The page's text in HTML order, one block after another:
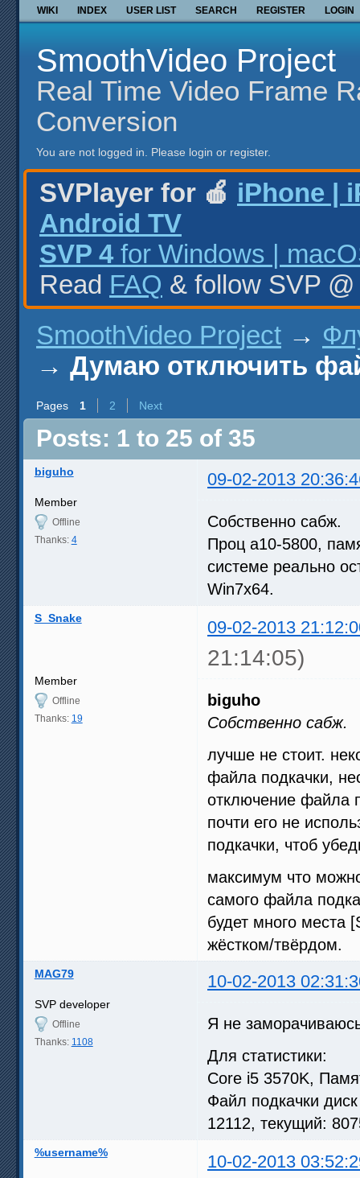
WIKI INDEX USER LIST SEARCH REGISTER LOGIN
SmoothVideo Project
Real Time Video Frame
Conversion
You are not logged in. Please login or register.
SVPlayer for 🍎 iPhone |
Android TV
SVP 4 for Windows |
Read FAQ & follow SVP
SmoothVideo Project →
→ Думаю отключить
Pages 1 2 Next
Posts: 1 to 25 of 35
biguho 09-02-2013
Member
Offline
Thanks: 4
Собственно сабж.
Проц a10-5800,
системе реально
Win7x64.
S_Snake 09-02-2013
21:14:05)
Member
Offline
Thanks: 19
biguho
Собственно сабж.
лучше не стоит.
файла подкачки,
отключение файла
почти его не
подкачки, чтоб
максимум что
самого файла
будет много места
жёстком/твёрдом.
MAG79 10-02-2013
SVP developer
Offline
Thanks: 1108
Я не
Для статистики:
Core i5 3570K,
Файл подкачки
12112, текущий:
%username% 10-02-2013